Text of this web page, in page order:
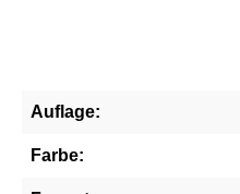
Auflage:
Farbe: